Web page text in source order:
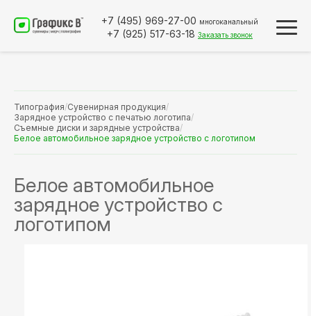
+7 (495) 969-27-00 многоканальный
+7 (925) 517-63-18 Заказать звонок
Типография/Сувенирная продукция/
Зарядное устройство с печатью логотипа/
Съемные диски и зарядные устройства/
Белое автомобильное зарядное устройство с логотипом
Белое автомобильное
зарядное устройство с
логотипом